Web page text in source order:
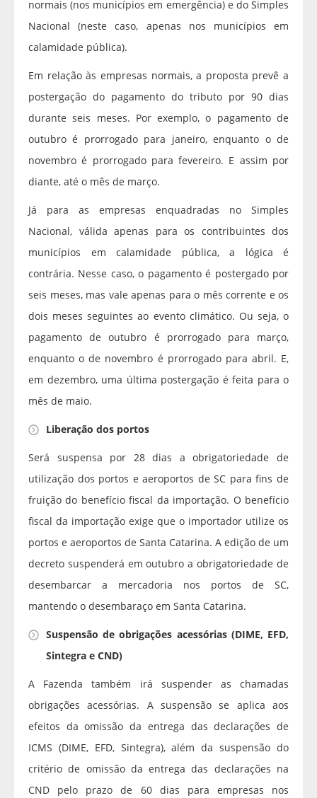
normais (nos municípios em emergência) e do Simples
Nacional (neste caso, apenas nos municípios em
calamidade pública).
Em relação às empresas normais, a proposta prevê a
postergação do pagamento do tributo por 90 dias
durante seis meses. Por exemplo, o pagamento de
outubro é prorrogado para janeiro, enquanto o de
novembro é prorrogado para fevereiro. E assim por
diante, até o mês de março.
Já para as empresas enquadradas no Simples
Nacional, válida apenas para os contribuintes dos
municípios em calamidade pública, a lógica é
contrária. Nesse caso, o pagamento é postergado por
seis meses, mas vale apenas para o mês corrente e os
dois meses seguintes ao evento climático. Ou seja, o
pagamento de outubro é prorrogado para março,
enquanto o de novembro é prorrogado para abril. E,
em dezembro, uma última postergação é feita para o
mês de maio.
Liberação dos portos
Será suspensa por 28 dias a obrigatoriedade de
utilização dos portos e aeroportos de SC para fins de
fruição do benefício fiscal da importação. O benefício
fiscal da importação exige que o importador utilize os
portos e aeroportos de Santa Catarina. A edição de um
decreto suspenderá em outubro a obrigatoriedade de
desembarcar a mercadoria nos portos de SC,
mantendo o desembaraço em Santa Catarina.
Suspensão de obrigações acessórias (DIME, EFD,
Sintegra e CND)
A Fazenda também irá suspender as chamadas
obrigações acessórias. A suspensão se aplica aos
efeitos da omissão da entrega das declarações de
ICMS (DIME, EFD, Sintegra), além da suspensão do
critério de omissão da entrega das declarações na
CND pelo prazo de 60 dias para empresas nos